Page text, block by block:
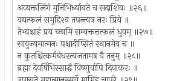
अव्यक्तलिंगं मुनिभिर्ध्यायते च सदाशिवः ॥२६॥
यद्यत्फलं समुद्दिश्य तपन्त्यत्र नरः प्रिये ॥
तेभ्यश्चाहं प्रय च्छामि सम्यक्तत्तत्फलं धुवम् ॥२७॥
सायुज्यमात्मनः पश्चादीप्सितं स्थानमेव च ॥
न कुतश्चित्कर्मबंधस्त्यजतामत्र वै तनुम् ॥२८॥
ब्रह्मा देवर्षिभिस्सार्द्धं विष्णुर्वापि दिवाकरः ॥